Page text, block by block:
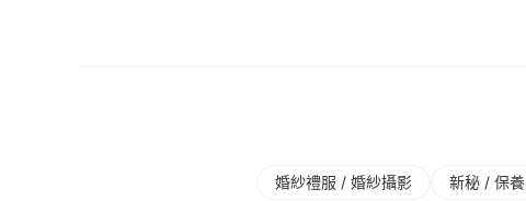
婚紗禮服 / 婚紗攝影 新秘 / 保養